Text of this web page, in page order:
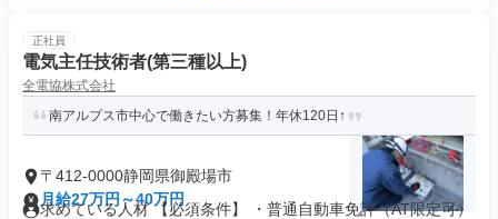
正社員
電気主任技術者(第三種以上)
全電協株式会社
南アルプス市中心で働きたい方募集！年休120日↑
〒412-0000静岡県御殿場市
月給27万円～40万円
求めている人材 【必須条件】 ・普通自動車免許（AT限定可）